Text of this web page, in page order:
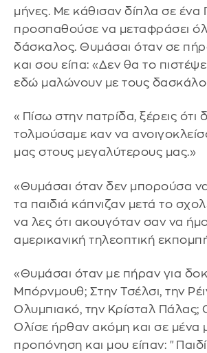
μήνες. Με κάθισαν δίπλα σε ένα
προσπαθούσε να μεταφράσει
δάσκαλος. Θυμάσαι όταν σε
και σου είπα: «Δεν θα το
εδώ μαλώνουν με τους
«Πίσω στην πατρίδα, ξέρεις ότι
τολμούσαμε καν να
μας στους μεγαλύτερους μας.»
«Θυμάσαι όταν δεν μπορούσα
τα παιδιά κάπνιζαν μετά το
να λες ότι ακουγόταν σαν να
αμερικανική τηλεοπτική
«Θυμάσαι όταν με πήραν για
Μπόρνμουθ; Στην Τσέλσι, την
Ολυμπιακό, την Κρίσταλ Πάλας;
Ολίσε ήρθαν ακόμη και σε μένα
προπόνηση και μου είπαν: "Παιδί